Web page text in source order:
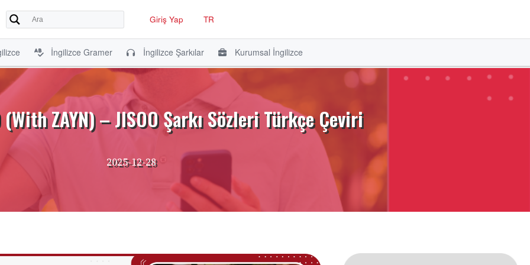
Giriş Yap TR
İngilizce Gramer İngilizce Şarkılar Kurumsal İngilizce
(With ZAYN) – JISOO Şarkı Sözleri Türkçe Çeviri
2025-12-28